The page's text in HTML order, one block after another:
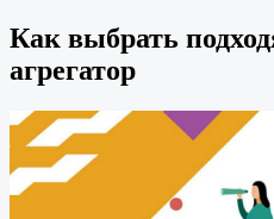
Как выбрать
агрегатор